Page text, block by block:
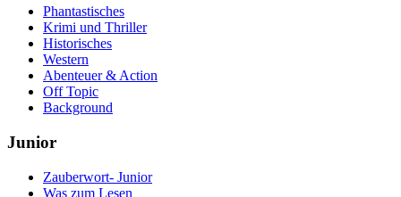
Phantastisches
Krimi und Thriller
Historisches
Western
Abenteuer & Action
Off Topic
Background
Junior
Zauberwort- Junior
Was zum Lesen